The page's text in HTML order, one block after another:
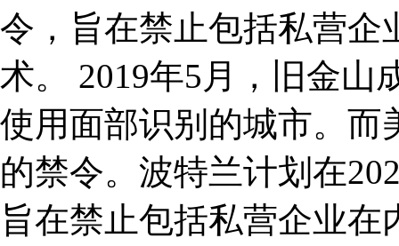
令，旨在禁止包括私营企
术。 2019年5月，旧金山
使用面部识别的城市。而
的禁令。波特兰计划在
旨在禁止包括私营企业